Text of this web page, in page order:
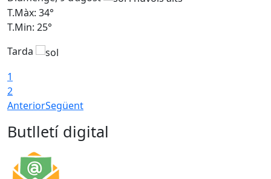
T.Màx: 34°
T.Min: 25°
Tarda
1
2
AnteriorSegüent
Butlletí digital